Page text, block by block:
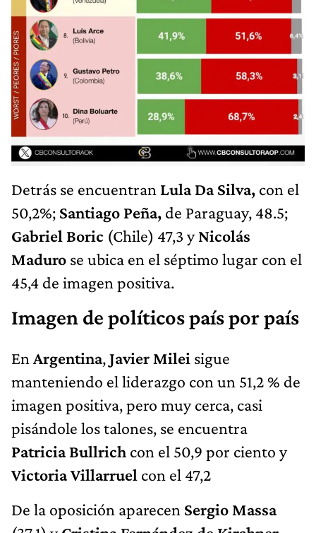
Detrás se encuentran Lula Da Silva, con el
50,2%; Santiago Peña, de Paraguay, 48.5;
Gabriel Boric (Chile) 47,3 yNicolás
Maduro se ubica en el séptimo lugar con el
45,4 de imagen positiva.
Imagen de políticos país por país
En Argentina,Javier Milei sigue
manteniendo el liderazgo con un 51,2 % de
imagen positiva, pero muy cerca, casi
pisándole los talones, se encuentra
Patricia Bullrich con el 50,9 por ciento y
Victoria Villarruel con el 47,2
De la oposición aparecen Sergio Massa